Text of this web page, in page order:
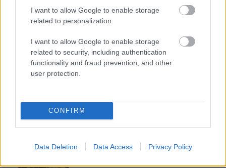
I want to allow Google to enable storage
related to personalization.
I want to allow Google to enable storage
related to security, including authentication
functionality and fraud prevention, and other
user protection.
CONFIRM
Data Deletion Data Access Privacy Policy
Országos hírek
Amire többmillióan vártunk: szombattól
másodfokúra csökken a riasztás
Aktuális